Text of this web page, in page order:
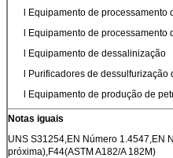
l Equipamento de processamento
l Equipamento de processamento
l Equipamento de dessalinização
l Purificadores de dessulfurização
l Equipamento de produção de
Notas iguais
UNS S31254,EN Número 1.4547,EN
próxima),F44(ASTM A182/A 182M)